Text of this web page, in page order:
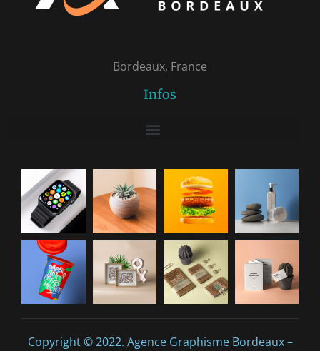
Bordeaux, France
Infos
Copyright © 2022. Agence Graphisme Bordeaux –